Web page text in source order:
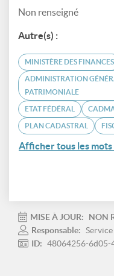
Non renseigné
Autre(s) :
MINISTÈRE DES FINANCES
ADMINISTRATION
PATRIMONIALE
ETAT FÉDÉRAL
PLAN CADASTRAL
Afficher tous les mots
MISE À JOUR:
NON
Responsable:
ID: 48064256-6d05-